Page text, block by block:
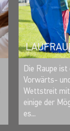
Die Raupe
Vorwärts-
Wettstreit mit
einige der
es...